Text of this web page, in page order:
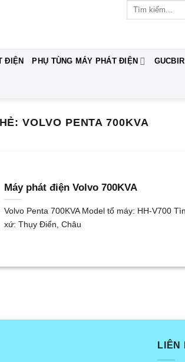
Tìm
ĐIỆN PHỤ TÙNG MÁY PHÁT ĐIỆN
VOLVO PENTA 700KVA
Máy phát điện Volvo 700KVA
Volvo Penta 700KVA Model tổ máy: HH-V700
xứ: Thụy Điển, Châu
LIÊN